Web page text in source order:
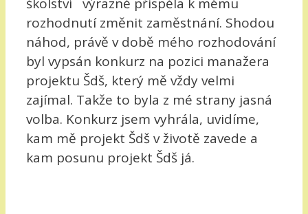
rozhodnutí změnit zaměstnání. Shodou
náhod, právě v době mého rozhodování
byl vypsán konkurz na pozici manažera
projektu Šdš, který mě vždy velmi
zajímal. Takže to byla z mé strany jasná
volba. Konkurz jsem vyhrála, uvidíme,
kam mě projekt Šdš v životě zavede a
kam posunu projekt Šdš já.